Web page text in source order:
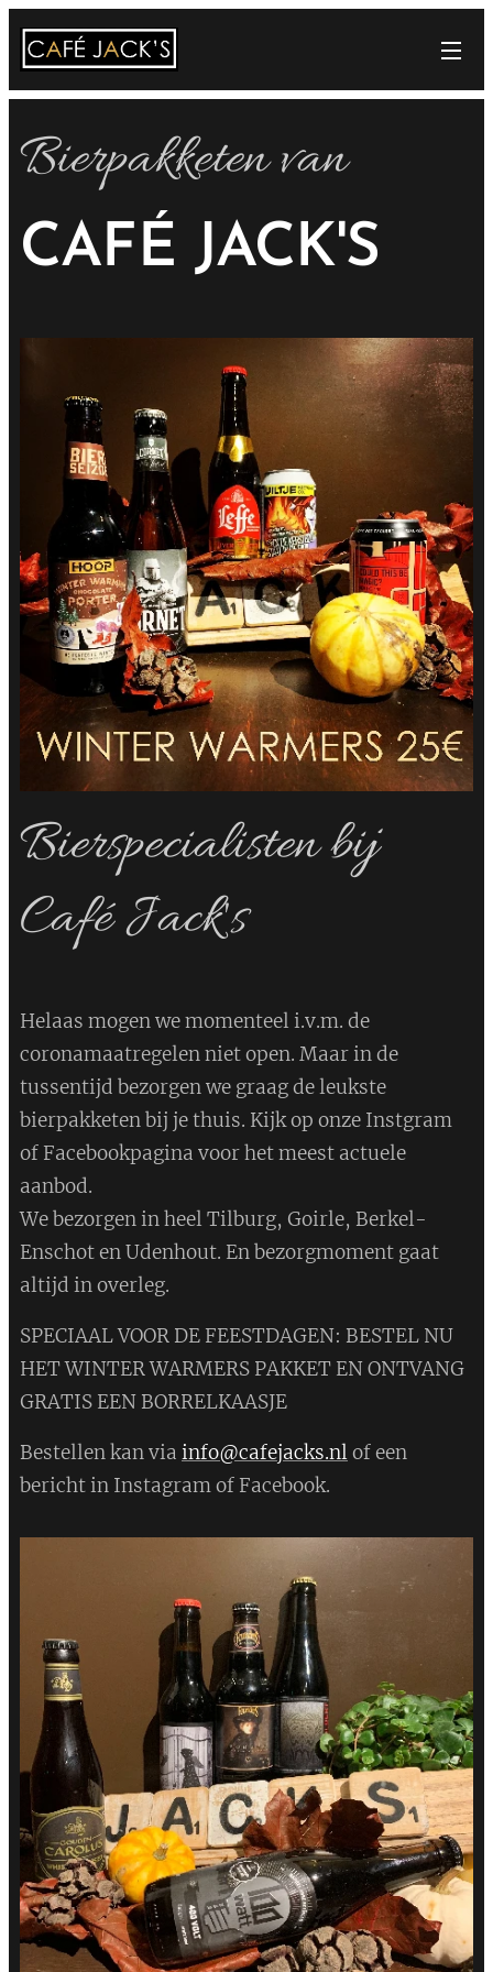
Bierpakketen van
CAFÉ JACK'S
Bierspecialisten bij
Café Jack's
Helaas mogen we momenteel i.v.m. de
coronamaatregelen niet open. Maar in de
tussentijd bezorgen we graag de leukste
bierpakketen bij je thuis. Kijk op onze Instgram
of Facebookpagina voor het meest actuele
aanbod.
We bezorgen in heel Tilburg, Goirle, Berkel-
Enschot en Udenhout. En bezorgmoment gaat
altijd in overleg.
SPECIAAL VOOR DE FEESTDAGEN: BESTEL NU
HET WINTER WARMERS PAKKET EN ONTVANG
GRATIS EEN BORRELKAASJE
Bestellen kan via info@cafejacks.nlof een
bericht in Instagram of Facebook.